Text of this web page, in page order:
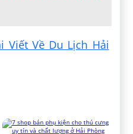
Viết Về Du Lịch Hải